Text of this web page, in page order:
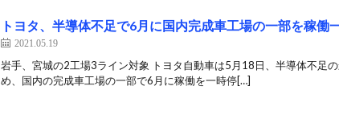
トヨタ、半導体不足で6月に国内完成車工場の一部を稼働
2021.05.19
岩手、宮城の2工場3ライン対象 トヨタ自動車は5月18日、半導体不足
め、国内の完成車工場の一部で6月に稼働を一時停[…]